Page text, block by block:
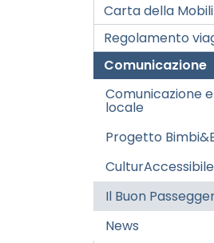
Carta della
Regolamento
Comunicazione
Comunicazione
locale
Progetto
CulturAccessibile
Il Buon
News